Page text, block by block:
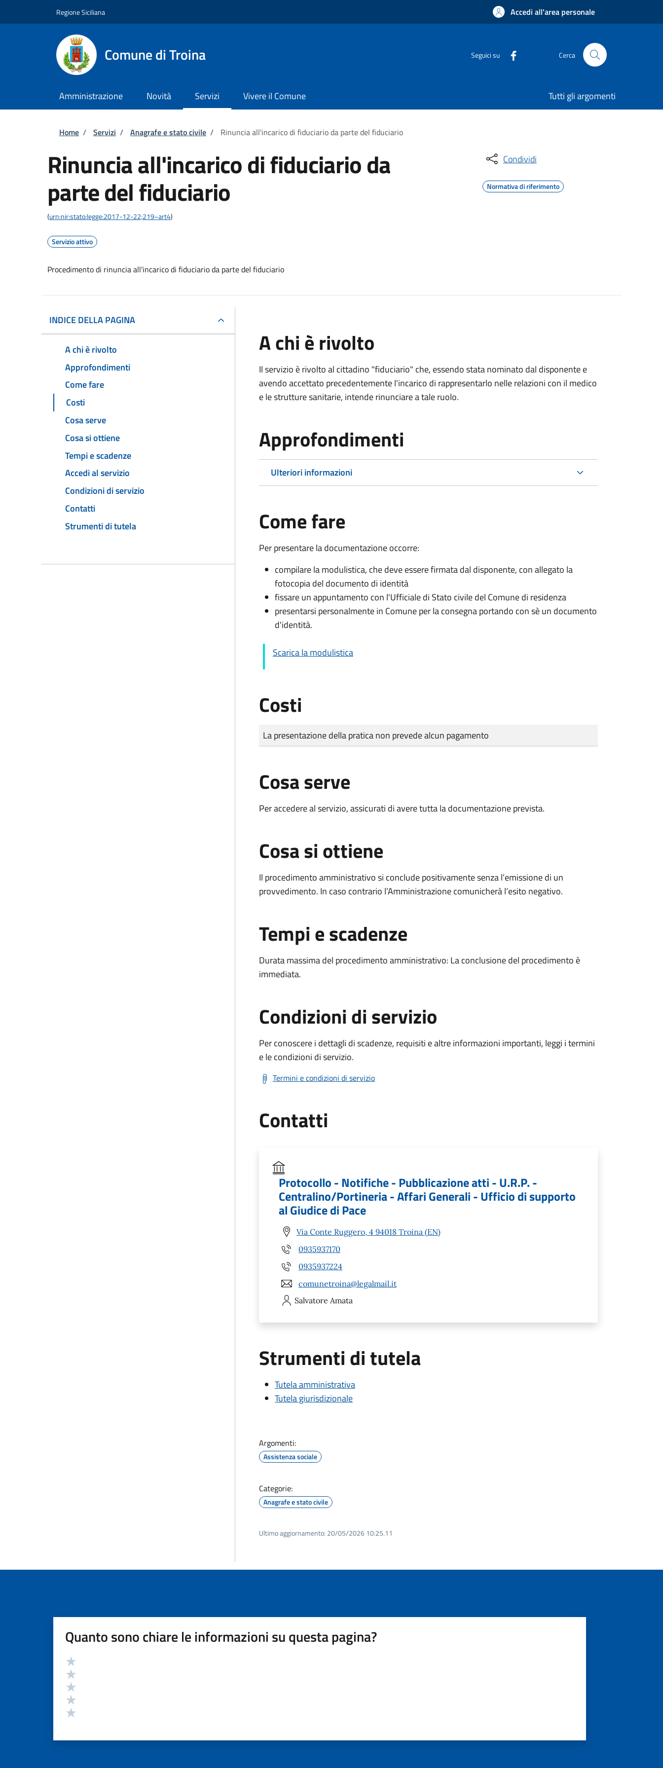
Regione Siciliana Accedi all'area personale
Comune di Troina Seguici su Cerca
Amministrazione Novità Servizi Vivere il Comune Tutti gli argomenti
Briciole di pane
Home / Servizi / Anagrafe e stato civile / Rinuncia all'incarico di fiduciario da parte del fiduciario
Rinuncia all'incarico di fiduciario da
parte del fiduciario
(urn:nir:stato:legge:2017-12-22;219~art4)
Servizio attivo
Procedimento di rinuncia all'incarico di fiduciario da parte del fiduciario
Condividi
Normativa di riferimento
INDICE DELLA PAGINA
A chi è rivolto
Approfondimenti
Come fare
Costi
Cosa serve
Cosa si ottiene
Tempi e scadenze
Accedi al servizio
Condizioni di servizio
Contatti
Strumenti di tutela
A chi è rivolto
Il servizio è rivolto al cittadino "fiduciario" che, essendo stata nominato dal disponente e
avendo accettato precedentemente l'incarico di rappresentarlo nelle relazioni con il medico
e le strutture sanitarie, intende rinunciare a tale ruolo.
Approfondimenti
Ulteriori informazioni
Come fare
Per presentare la documentazione occorre:
compilare la modulistica, che deve essere firmata dal disponente, con allegato la
fotocopia del documento di identità
fissare un appuntamento con l'Ufficiale di Stato civile del Comune di residenza
presentarsi personalmente in Comune per la consegna portando con sè un documento
d'identità.
Scarica la modulistica
Costi
Tipo di pagamento
Importo
La presentazione della pratica non prevede alcun pagamento
Cosa serve
Per accedere al servizio, assicurati di avere tutta la documentazione prevista.
Cosa si ottiene
Il procedimento amministrativo si conclude positivamente senza l’emissione di un
provvedimento. In caso contrario l’Amministrazione comunicherà l’esito negativo.
Tempi e scadenze
Durata massima del procedimento amministrativo: La conclusione del procedimento è
immediata.
Condizioni di servizio
Per conoscere i dettagli di scadenze, requisiti e altre informazioni importanti, leggi i termini
e le condizioni di servizio.
Termini e condizioni di servizio
Contatti
Protocollo - Notifiche - Pubblicazione atti - U.R.P. -
Centralino/Portineria - Affari Generali - Ufficio di supporto
al Giudice di Pace
Via Conte Ruggero, 4 94018 Troina (EN)
0935937170
0935937224
comunetroina@legalmail.it
Salvatore Amata
Strumenti di tutela
Tutela amministrativa
Tutela giurisdizionale
Argomenti:
Assistenza sociale
Categorie:
Anagrafe e stato civile
Ultimo aggiornamento: 20/05/2026 10:25.11
Quanto sono chiare le informazioni su questa pagina?
Valutazione